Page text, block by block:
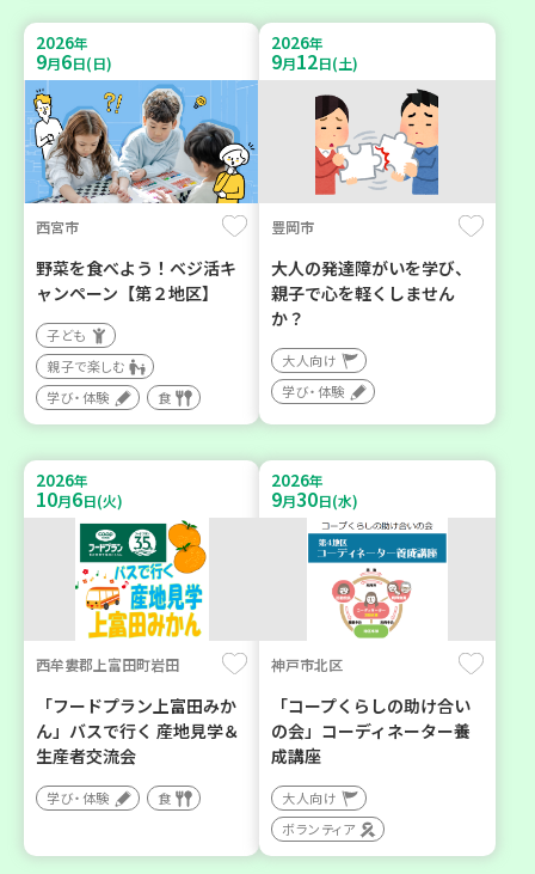
2026年
9月6日(日)
西宮市
野菜を食べよう！ベジ活キ
ャンペーン【第２地区】
子ども
親子で楽しむ
学び・体験
食
2026年
9月12日(土)
豊岡市
大人の発達障がいを学び、
親子で心を軽くしません
か？
大人向け
学び・体験
2026年
10月6日(火)
西牟婁郡上富田町岩田
「フードプラン上富田みか
ん」バスで行く 産地見学＆
生産者交流会
学び・体験 食
2026年
9月30日(水)
神戸市北区
「コープくらしの助け合い
の会」コーディネーター養
成講座
大人向け
ボランティア